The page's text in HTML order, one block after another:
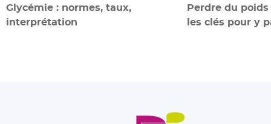
Glycémie : normes, taux,
interprétation
Perdre du
les clés pour y